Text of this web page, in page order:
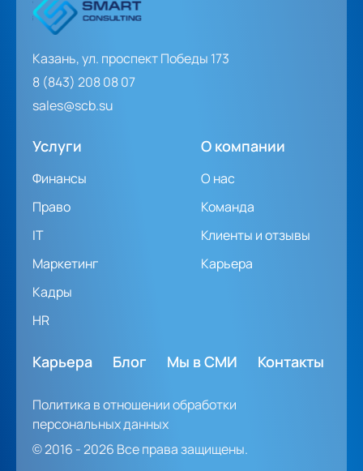
Казань, ул. проспект Победы 173
8 (843) 208 08 07
sales@scb.su
Услуги
Финансы
Право
IT
Маркетинг
Кадры
HR
О компании
О нас
Команда
Клиенты и отзывы
Карьера
Карьера Блог Мы в СМИ Контакты
Политика в отношении обработки
персональных данных
© 2016 - 2026 Все права защищены.